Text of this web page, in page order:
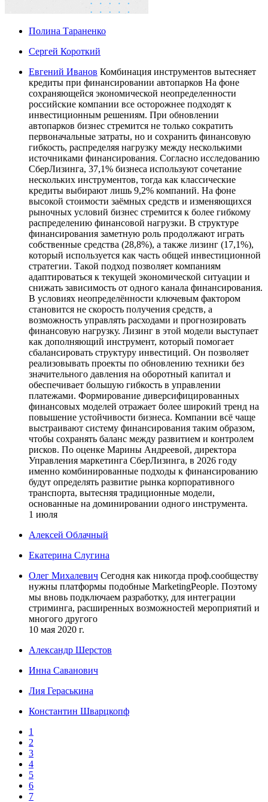
Полина Тараненко
Сергей Короткий
Евгений Иванов Комбинация инструментов вытесняет
кредиты при финансировании автопарков На фоне
сохраняющейся экономической неопределенности
российские компании все осторожнее подходят к
инвестиционным решениям. При обновлении
автопарков бизнес стремится не только сократить
первоначальные затраты, но и сохранить финансовую
гибкость, распределяя нагрузку между несколькими
источниками финансирования. Согласно исследованию
СберЛизинга, 37,1% бизнеса используют сочетание
нескольких инструментов, тогда как классические
кредиты выбирают лишь 9,2% компаний. На фоне
высокой стоимости заёмных средств и изменяющихся
рыночных условий бизнес стремится к более гибкому
распределению финансовой нагрузки. В структуре
финансирования заметную роль продолжают играть
собственные средства (28,8%), а также лизинг (17,1%),
который используется как часть общей инвестиционной
стратегии. Такой подход позволяет компаниям
адаптироваться к текущей экономической ситуации и
снижать зависимость от одного канала финансирования.
В условиях неопределённости ключевым фактором
становится не скорость получения средств, а
возможность управлять расходами и прогнозировать
финансовую нагрузку. Лизинг в этой модели выступает
как дополняющий инструмент, который помогает
сбалансировать структуру инвестиций. Он позволяет
реализовывать проекты по обновлению техники без
значительного давления на оборотный капитал и
обеспечивает большую гибкость в управлении
платежами. Формирование диверсифицированных
финансовых моделей отражает более широкий тренд на
повышение устойчивости бизнеса. Компании всё чаще
выстраивают систему финансирования таким образом,
чтобы сохранять баланс между развитием и контролем
рисков. По оценке Марины Андреевой, директора
Управления маркетинга СберЛизинга, в 2026 году
именно комбинированные подходы к финансированию
будут определять развитие рынка корпоративного
транспорта, вытесняя традиционные модели,
основанные на доминировании одного инструмента.
1 июля
Алексей Облачный
Екатерина Слугина
Олег Михалевич Сегодня как никогда проф.сообществу
нужны платформы подобные MarketingPeople. Поэтому
мы вновь подключаем разработку, для интеграции
стриминга, расширенных возможностей мероприятий и
многого другого
10 мая 2020 г.
Александр Шерстов
Инна Саванович
Лия Гераськина
Константин Шварцкопф
1
2
3
4
5
6
7